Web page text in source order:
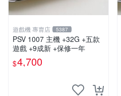
遊戲機 專賣店 5387
PSV 1007 主機 +32G +五款
遊戲 +9成新 +保修一年
$4,700